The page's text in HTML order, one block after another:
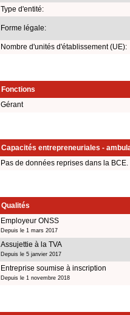
Type d'entité:
Forme légale:
Nombre d'unités d'établissement (UE):
Fonctions
Gérant
Capacités entrepreneuriales -
Pas de données reprises dans la BCE.
Qualités
Employeur ONSS
Depuis le 1 mars 2017
Assujettie à la TVA
Depuis le 5 janvier 2017
Entreprise soumise à inscription
Depuis le 1 novembre 2018